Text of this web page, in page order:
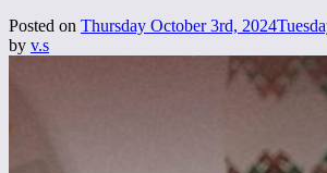
Posted on Thursday October 3rd, 2024
by v.s